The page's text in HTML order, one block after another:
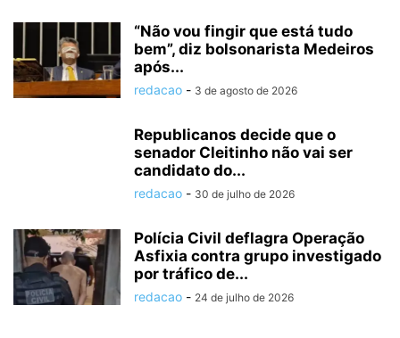
“Não vou fingir que está tudo
bem”, diz bolsonarista Medeiros
após...
redacao - 3 de agosto de 2026
Republicanos decide que o
senador Cleitinho não vai ser
candidato do...
redacao - 30 de julho de 2026
Polícia Civil deflagra Operação
Asfixia contra grupo investigado
por tráfico de...
redacao - 24 de julho de 2026